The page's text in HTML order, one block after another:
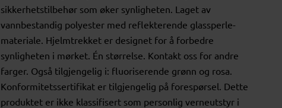
sikkerhetstilbehør som øker synligheten. Laget av
vannbestandig polyester med reflekterende glassperle-
materiale. Hjelmtrekket er designet for å forbedre
synligheten i mørket. Én størrelse. Kontakt oss for andre
farger. Også tilgjengelig i: fluoriserende grønn og rosa.
Konformitetssertifikat er tilgjengelig på forespørsel. Dette
produktet er ikke klassifisert som personlig verneutstyr i